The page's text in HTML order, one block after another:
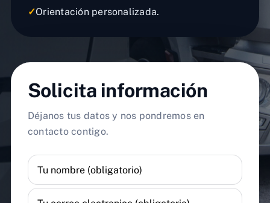
✓Orientación personalizada.
Solicita información
Déjanos tus datos y nos pondremos en
contacto contigo.